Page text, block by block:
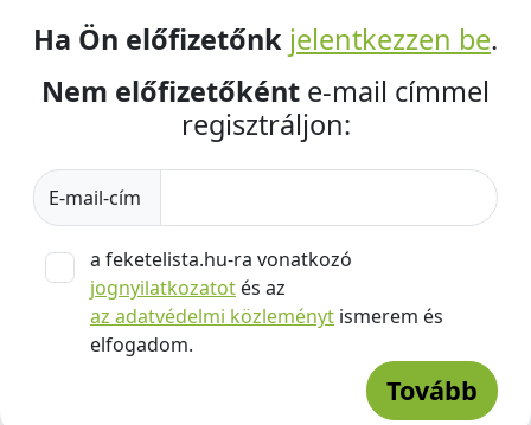
Ha Ön előfizetőnk jelentkezzen be.
Nem előfizetőként e-mail címmel
regisztráljon:
E-mail-cím
a feketelista.hu-ra vonatkozó
jognyilatkozatot és az
az adatvédelmi közleményt ismerem és
elfogadom.
Tovább